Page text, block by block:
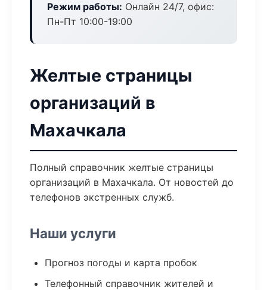
Режим работы: Онлайн 24/7, офис:
Пн-Пт 10:00-19:00
Желтые страницы
организаций в
Махачкала
Полный справочник желтые страницы
организаций в Махачкала. От новостей до
телефонов экстренных служб.
Наши услуги
Прогноз погоды и карта пробок
Телефонный справочник жителей и